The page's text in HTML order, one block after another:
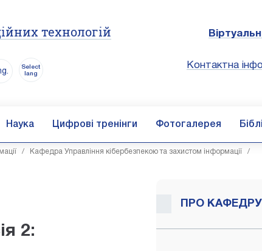
технологій
Select
lang
Контактна
Наука Цифрові тренінги Фотогалерея
/ Кафедра Управління кібербезпекою та захистом інформації /
2:
ПРО КАФЕДРУ